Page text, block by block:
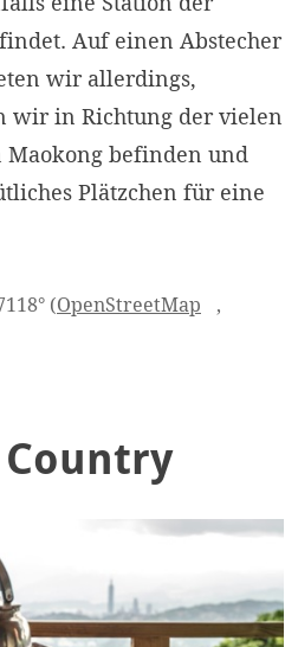
Auf einen Abstecher
wir allerdings,
wir in Richtung der vielen
Maokong befinden und
Plätzchen für eine
(OpenStreetMap
,
Country